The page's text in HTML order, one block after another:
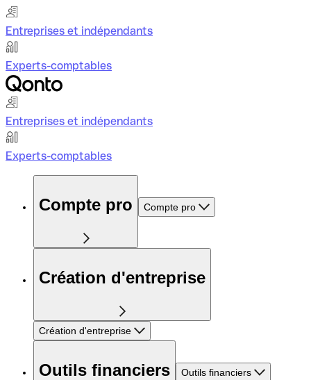
Entreprises et indépendants
Experts-comptables
Entreprises et indépendants
Experts-comptables
Compte pro Compte pro
Création d'entreprise
Création d'entreprise
Outils financiers Outils financiers